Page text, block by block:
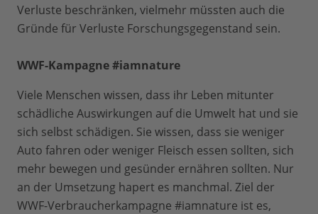
Verluste beschränken, vielmehr müssten auch die
Gründe für Verluste Forschungsgegenstand sein.
WWF-Kampagne #iamnature
Viele Menschen wissen, dass ihr Leben mitunter
schädliche Auswirkungen auf die Umwelt hat und sie
sich selbst schädigen. Sie wissen, dass sie weniger
Auto fahren oder weniger Fleisch essen sollten, sich
mehr bewegen und gesünder ernähren sollten. Nur
an der Umsetzung hapert es manchmal. Ziel der
WWF-Verbraucherkampagne #iamnature ist es,